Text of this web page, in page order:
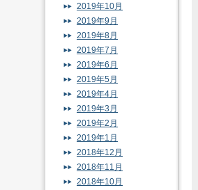
2019年10月
2019年9月
2019年8月
2019年7月
2019年6月
2019年5月
2019年4月
2019年3月
2019年2月
2019年1月
2018年12月
2018年11月
2018年10月